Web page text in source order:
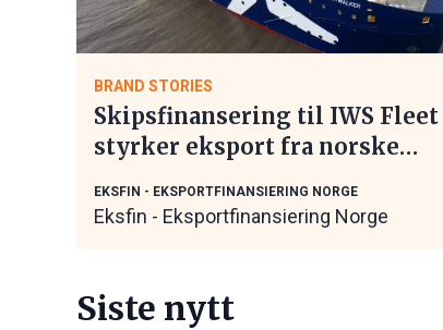
BRAND STORIES
Skipsfinansering til IWS Fleet
styrker eksport fra norske
EKSFIN - EKSPORTFINANSIERING NORGE
Eksfin - Eksportfinansiering Norge
Siste nytt